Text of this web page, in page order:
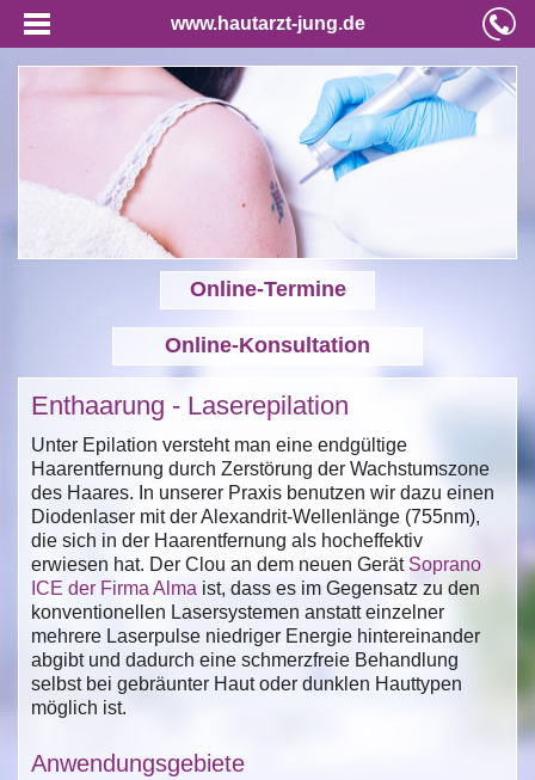
www.hautarzt-jung.de
Online-Termine
Online-Konsultation
Enthaarung - Laserepilation
Unter Epilation versteht man eine endgültige
Haarentfernung durch Zerstörung der Wachstumszone
des Haares. In unserer Praxis benutzen wir dazu einen
Diodenlaser mit der Alexandrit-Wellenlänge (755nm),
die sich in der Haarentfernung als hocheffektiv
erwiesen hat. Der Clou an dem neuen GerätSoprano
ICE der Firma Alma ist, dass es im Gegensatz zu den
konventionellen Lasersystemen anstatt einzelner
mehrere Laserpulse niedriger Energie hintereinander
abgibt und dadurch eine schmerzfreie Behandlung
selbst bei gebräunter Haut oder dunklen Hauttypen
möglich ist.
Anwendungsgebiete